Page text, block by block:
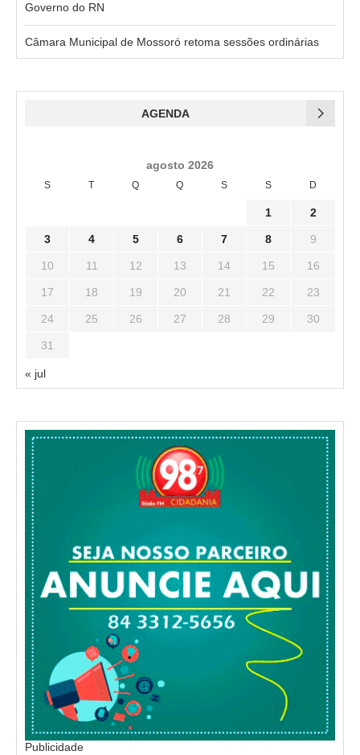
Governo do RN
Câmara Municipal de Mossoró retoma sessões ordinárias
AGENDA
agosto 2026
S T Q Q S S D
1 2
3 4 5 6 7 8 9
10 11 12 13 14 15 16
17 18 19 20 21 22 23
24 25 26 27 28 29 30
31
« jul
Publicidade